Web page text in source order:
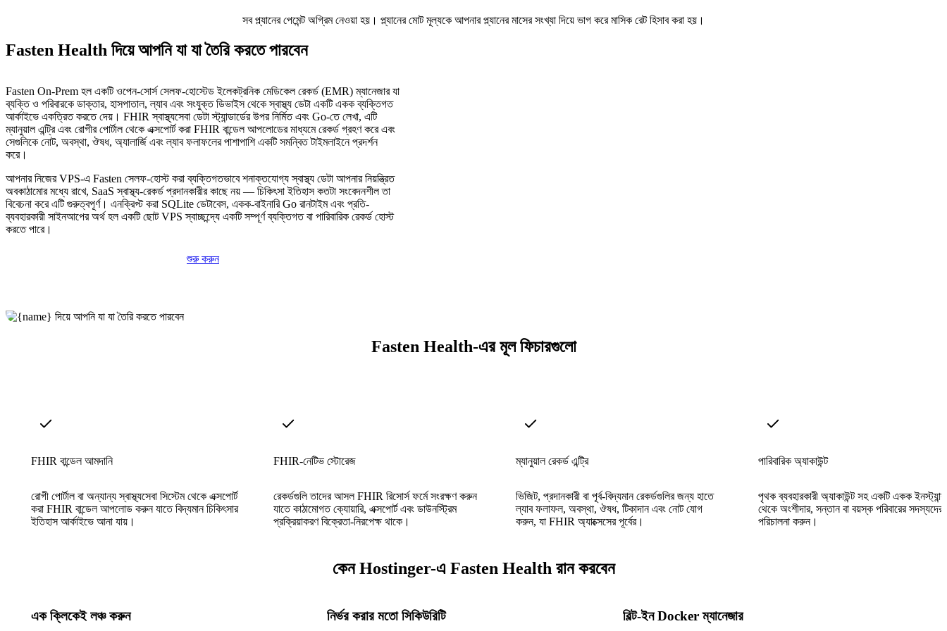
সব প্ল্যানের পেমেন্ট অগ্রিম নেওয়া হয়। প্ল্যানের মোট মূল্যকে আপনার প্ল্যানের মাসের সংখ্যা দিয়ে ভাগ করে মাসিক রেট হিসাব করা হয়।
Fasten Health দিয়ে আপনি যা যা তৈরি করতে পারবেন
Fasten On-Prem হল একটি ওপেন-সোর্স সেলফ-হোস্টেড ইলেকট্রনিক মেডিকেল রেকর্ড (EMR) ম্যানেজার যা
ব্যক্তি ও পরিবারকে ডাক্তার, হাসপাতাল, ল্যাব এবং সংযুক্ত ডিভাইস থেকে স্বাস্থ্য ডেটা একটি একক ব্যক্তিগত
আর্কাইভে একত্রিত করতে দেয়। FHIR স্বাস্থ্যসেবা ডেটা স্ট্যান্ডার্ডের উপর নির্মিত এবং Go-তে লেখা, এটি
ম্যানুয়াল এন্ট্রি এবং রোগীর পোর্টাল থেকে এক্সপোর্ট করা FHIR বান্ডেল আপলোডের মাধ্যমে রেকর্ড গ্রহণ করে এবং
সেগুলিকে নোট, অবস্থা, ঔষধ, অ্যালার্জি এবং ল্যাব ফলাফলের পাশাপাশি একটি সমন্বিত টাইমলাইনে প্রদর্শন
করে।
আপনার নিজের VPS-এ Fasten সেলফ-হোস্ট করা ব্যক্তিগতভাবে শনাক্তযোগ্য স্বাস্থ্য ডেটা আপনার নিয়ন্ত্রিত
অবকাঠামোর মধ্যে রাখে, SaaS স্বাস্থ্য-রেকর্ড প্রদানকারীর কাছে নয় — চিকিৎসা ইতিহাস কতটা সংবেদনশীল তা
বিবেচনা করে এটি গুরুত্বপূর্ণ। এনক্রিপ্ট করা SQLite ডেটাবেস, একক-বাইনারি Go রানটাইম এবং প্রতি-
ব্যবহারকারী সাইনআপের অর্থ হল একটি ছোট VPS স্বাচ্ছন্দ্যে একটি সম্পূর্ণ ব্যক্তিগত বা পারিবারিক রেকর্ড হোস্ট
করতে পারে।
শুরু করুন
Fasten Health-এর মূল ফিচারগুলো
FHIR বান্ডেল আমদানি
রোগী পোর্টাল বা অন্যান্য স্বাস্থ্যসেবা সিস্টেম থেকে এক্সপোর্ট
করা FHIR বান্ডেল আপলোড করুন যাতে বিদ্যমান চিকিৎসার
ইতিহাস আর্কাইভে আনা যায়।
FHIR-নেটিভ স্টোরেজ
রেকর্ডগুলি তাদের আসল FHIR রিসোর্স ফর্মে সংরক্ষণ করুন
যাতে কাঠামোগত ক্যোয়ারি, এক্সপোর্ট এবং ডাউনস্ট্রিম
প্রক্রিয়াকরণ বিক্রেতা-নিরপেক্ষ থাকে।
ম্যানুয়াল রেকর্ড এন্ট্রি
ভিজিট, প্রদানকারী বা পূর্ব-বিদ্যমান রেকর্ডগুলির জন্য হাতে
ল্যাব ফলাফল, অবস্থা, ঔষধ, টিকাদান এবং নোট যোগ
করুন, যা FHIR অ্যাক্সেসের পূর্বের।
পারিবারিক অ্যাকাউন্ট
পৃথক ব্যবহারকারী অ্যাকাউন্ট সহ একটি একক ইনস্ট্যান্স
থেকে অংশীদার, সন্তান বা বয়স্ক পরিবারের সদস্যদের
পরিচালনা করুন।
কেন Hostinger-এ Fasten Health রান করবেন
এক ক্লিকেই লঞ্চ করুন নির্ভর করার মতো সিকিউরিটি বিল্ট-ইন Docker ম্যানেজার